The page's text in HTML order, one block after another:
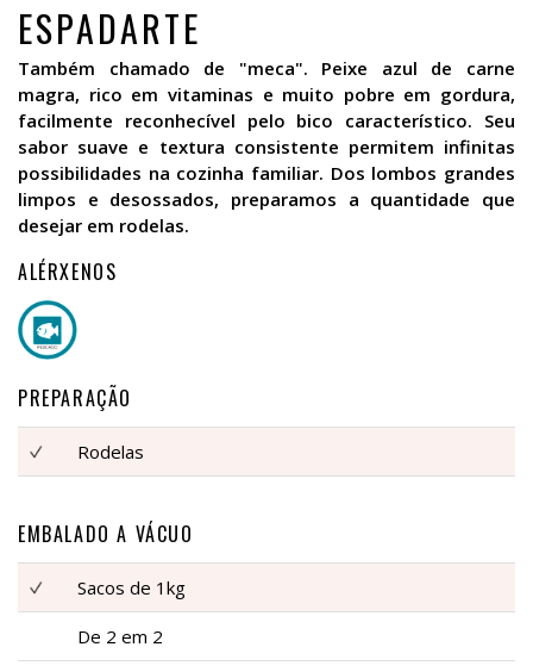
ESPADARTE
Também chamado de "meca". Peixe azul de carne
magra, rico em vitaminas e muito pobre em gordura,
facilmente reconhecível pelo bico característico. Seu
sabor suave e textura consistente permitem infinitas
possibilidades na cozinha familiar. Dos lombos grandes
limpos e desossados, preparamos a quantidade que
desejar em rodelas.
ALÉRXENOS
PREPARAÇÃO
Rodelas
EMBALADO A VÁCUO
Sacos de 1kg
De 2 em 2